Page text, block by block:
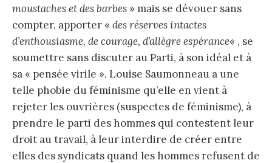
moustaches et des barbes » mais se dévouer sans
compter, apporter « des réserves intactes
d’enthousiasme, de courage, d’allègre espérance« , se
soumettre sans discuter au Parti, à son idéal et à
sa « pensée virile ». Louise Saumonneau a une
telle phobie du féminisme qu’elle en vient à
rejeter les ouvrières (suspectes de féminisme), à
prendre le parti des hommes qui contestent leur
droit au travail, à leur interdire de créer entre
elles des syndicats quand les hommes refusent de